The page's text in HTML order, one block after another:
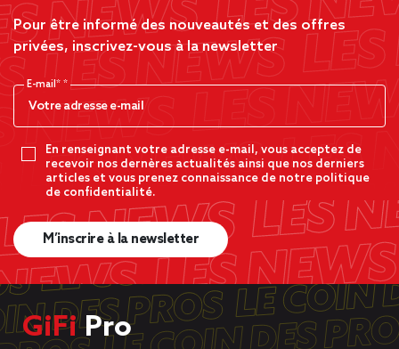
Pour être informé des nouveautés et des offres
privées, inscrivez-vous à la newsletter
E-mail*
En renseignant votre adresse e-mail, vous acceptez de
recevoir nos dernères actualités ainsi que nos derniers
articles et vous prenez connaissance de notre politique
de confidentialité.
M’inscrire à la newsletter
GiFiPro